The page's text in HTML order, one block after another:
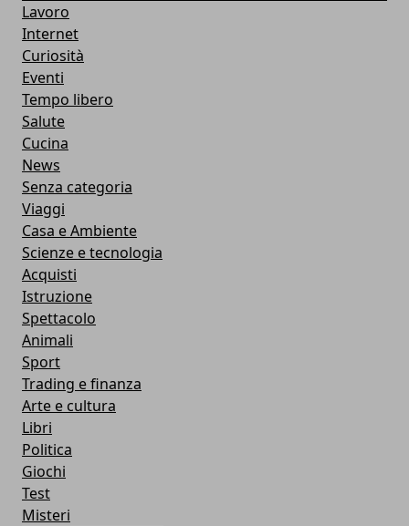
Lavoro
Internet
Curiosità
Eventi
Tempo libero
Salute
Cucina
News
Senza categoria
Viaggi
Casa e Ambiente
Scienze e tecnologia
Acquisti
Istruzione
Spettacolo
Animali
Sport
Trading e finanza
Arte e cultura
Libri
Politica
Giochi
Test
Misteri